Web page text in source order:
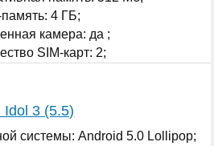
4 ГБ;
камера: да ;
SIM-карт: 2;
3 (5.5)
системы: Android 5.0 Lollipop;